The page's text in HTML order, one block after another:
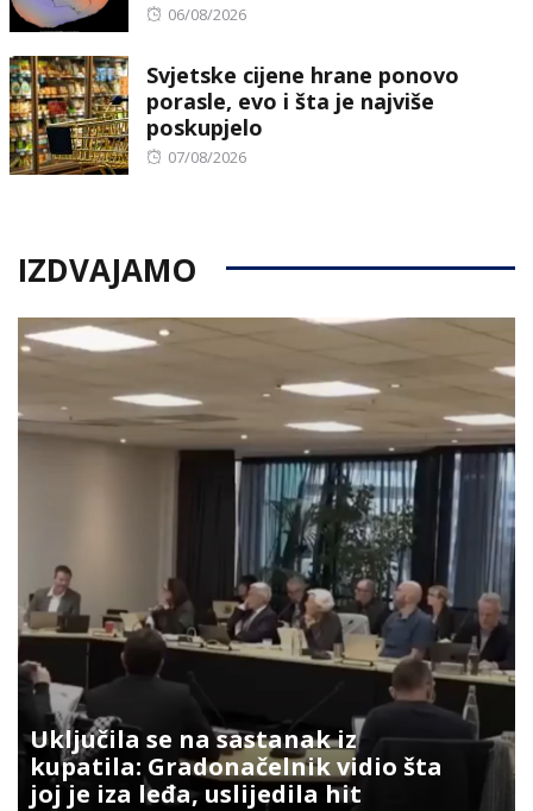
Posted
06/08/2026
Svjetske cijene hrane ponovo
porasle, evo i šta je najviše
poskupjelo
Posted
07/08/2026
IZDVAJAMO
Uključila se na sastanak iz
kupatila: Gradonačelnik vidio šta
joj je iza leđa, uslijedila hit